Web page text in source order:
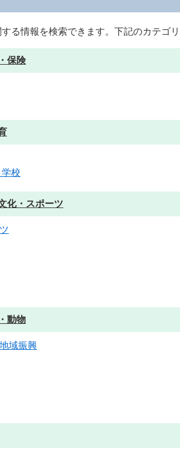
る情報を検索できます。下記のカテゴ
保険
校
化・スポーツ
動物
域振興